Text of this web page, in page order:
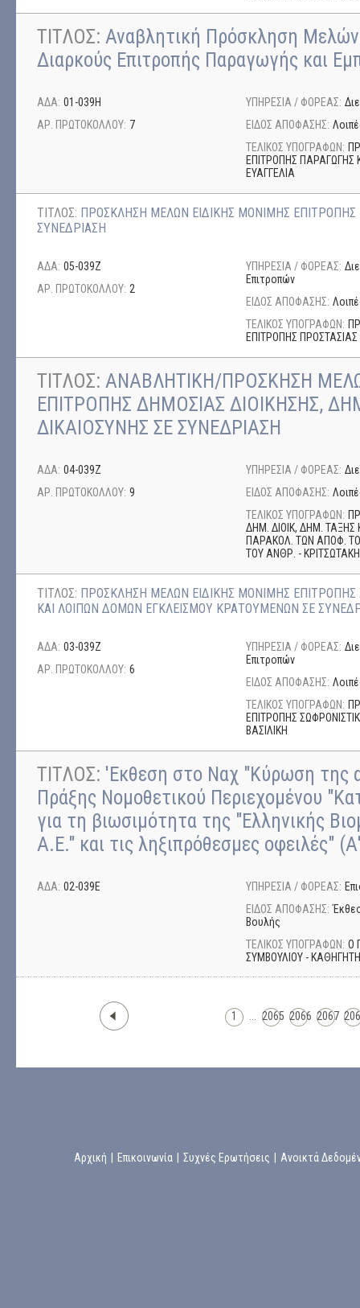
ΤΙΤΛΟΣ: Αναβλητική Πρόσκληση Μελών
Διαρκούς Επιτροπής Παραγωγής και
ΑΔΑ: 01-039Η
ΑΡ. ΠΡΩΤΟΚΟΛΛΟΥ: 7
ΥΠΗΡΕΣΙΑ / ΦΟΡΕΑΣ:
ΕΙΔΟΣ ΑΠΟΦΑΣΗΣ:
ΤΕΛΙΚΟΣ ΥΠΟΓΡΑΦΩΝ:
ΕΠΙΤΡΟΠΗΣ
ΕΥΑΓΓΕΛΙΑ
ΤΙΤΛΟΣ: ΠΡΟΣΚΛΗΣΗ ΜΕΛΩΝ ΕΙΔΙΚΗΣ ΜΟΝΙΜΗΣ ΕΠΙΤΡΟΠΗΣ
ΣΥΝΕΔΡΙΑΣΗ
ΑΔΑ: 05-039Ζ
ΑΡ. ΠΡΩΤΟΚΟΛΛΟΥ: 2
ΥΠΗΡΕΣΙΑ / ΦΟΡΕΑΣ:
Επιτροπών
ΕΙΔΟΣ ΑΠΟΦΑΣΗΣ:
ΤΕΛΙΚΟΣ ΥΠΟΓΡΑΦΩΝ:
ΕΠΙΤΡΟΠΗΣ
ΤΙΤΛΟΣ: ΑΝΑΒΛΗΤΙΚΗ/ΠΡΟΣΚΗΣΗ
ΕΠΙΤΡΟΠΗΣ ΔΗΜΟΣΙΑΣ ΔΙΟΙΚΗΣΗΣ,
ΔΙΚΑΙΟΣΥΝΗΣ ΣΕ ΣΥΝΕΔΡΙΑΣΗ
ΑΔΑ: 04-039Ζ
ΑΡ. ΠΡΩΤΟΚΟΛΛΟΥ: 9
ΥΠΗΡΕΣΙΑ / ΦΟΡΕΑΣ:
ΕΙΔΟΣ ΑΠΟΦΑΣΗΣ:
ΤΕΛΙΚΟΣ ΥΠΟΓΡΑΦΩΝ:
ΔΗΜ. ΔΙΟΙΚ, ΔΗΜ. ΤΑΞΗΣ
ΠΑΡΑΚΟΛ. ΤΩΝ ΑΠΟΦ.
ΤΟΥ ΑΝΘΡ. -
ΤΙΤΛΟΣ: ΠΡΟΣΚΛΗΣΗ ΜΕΛΩΝ ΕΙΔΙΚΗΣ ΜΟΝΙΜΗΣ
ΚΑΙ ΛΟΙΠΩΝ ΔΟΜΩΝ ΕΓΚΛΕΙΣΜΟΥ ΚΡΑΤΟΥΜΕΝΩΝ ΣΕ
ΑΔΑ: 03-039Ζ
ΑΡ. ΠΡΩΤΟΚΟΛΛΟΥ: 6
ΥΠΗΡΕΣΙΑ / ΦΟΡΕΑΣ:
Επιτροπών
ΕΙΔΟΣ ΑΠΟΦΑΣΗΣ:
ΤΕΛΙΚΟΣ ΥΠΟΓΡΑΦΩΝ:
ΕΠΙΤΡΟΠΗΣ
ΒΑΣΙΛΙΚΗ
ΤΙΤΛΟΣ: 'Εκθεση στο Ναχ "Κύρωση της
Πράξης Νομοθετικού Περιεχομένου
για τη βιωσιμότητα της "Ελληνικής
Α.Ε." και τις ληξιπρόθεσμες οφειλές"
ΑΔΑ: 02-039Ε ΥΠΗΡΕΣΙΑ / ΦΟΡΕΑΣ:
ΕΙΔΟΣ ΑΠΟΦΑΣΗΣ:
Βουλής
ΤΕΛΙΚΟΣ ΥΠΟΓΡΑΦΩΝ: Ο
ΣΥΜΒΟΥΛΙΟΥ -
1 2065 2066 2067
Αρχική Επικοινωνία Συχνές Ερωτήσεις Ανοικτά